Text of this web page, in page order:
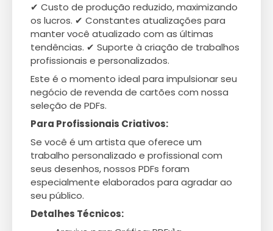
✔ Custo de produção reduzido, maximizando
os lucros. ✔ Constantes atualizações para
manter você atualizado com as últimas
tendências. ✔ Suporte à criação de trabalhos
profissionais e personalizados.
Este é o momento ideal para impulsionar seu
negócio de revenda de cartões com nossa
seleção de PDFs.
Para Profissionais Criativos:
Se você é um artista que oferece um
trabalho personalizado e profissional com
seus desenhos, nossos PDFs foram
especialmente elaborados para agradar ao
seu público.
Detalhes Técnicos: